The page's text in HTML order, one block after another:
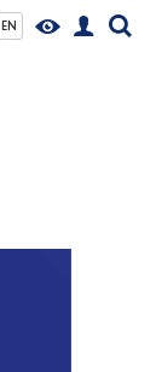
EN